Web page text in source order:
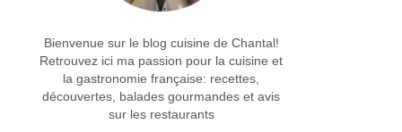
Bienvenue sur le blog cuisine de Chantal!
Retrouvez ici ma passion pour la cuisine et
la gastronomie française: recettes,
découvertes, balades gourmandes et avis
sur les restaurants